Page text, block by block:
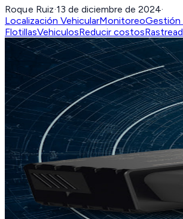
Roque Ruiz·13 de diciembre de 2024·
Localización VehicularMonitoreoGestión
FlotillasVehiculosReducir costos